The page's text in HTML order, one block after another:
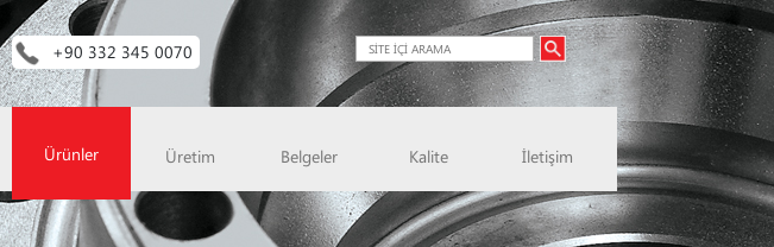
+90 332 345 0070
Ürünler Üretim Belgeler Kalite İletişim